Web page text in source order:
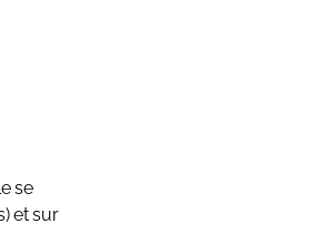
se
et sur